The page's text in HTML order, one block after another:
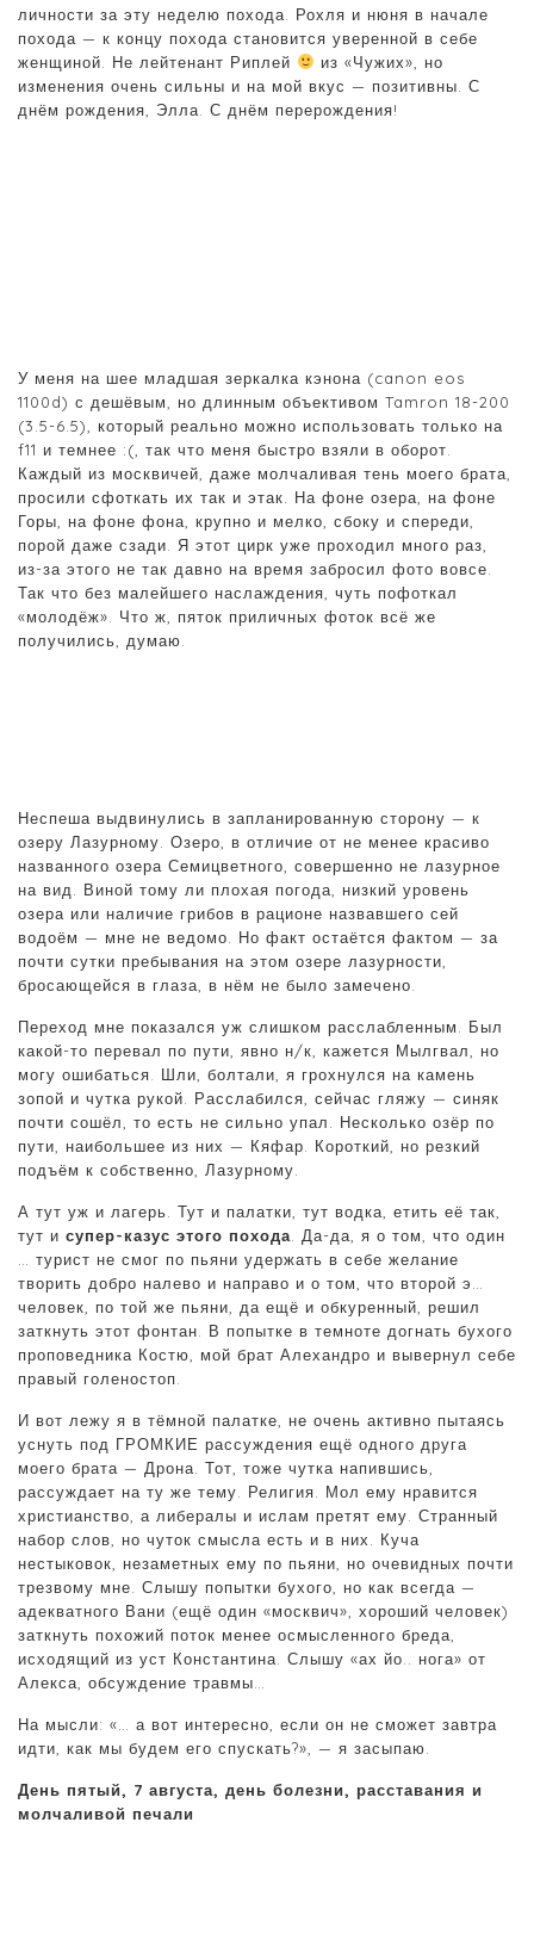
личности за эту неделю похода. Рохля и нюня в начале
похода — к концу похода становится уверенной в себе
женщиной. Не лейтенант Риплей
из «Чужих», но
изменения очень сильны и на мой вкус — позитивны. С
днём рождения, Элла. С днём перерождения!
У меня на шее младшая зеркалка кэнона (canon eos
1100d) с дешёвым, но длинным объективом Tamron 18-200
(3.5-6.5), который реально можно использовать только на
f11 и темнее :(, так что меня быстро взяли в оборот.
Каждый из москвичей, даже молчаливая тень моего брата,
просили сфоткать их так и этак. На фоне озера, на фоне
Горы, на фоне фона, крупно и мелко, сбоку и спереди,
порой даже сзади. Я этот цирк уже проходил много раз,
из-за этого не так давно на время забросил фото вовсе.
Так что без малейшего наслаждения, чуть пофоткал
«молодёж». Что ж, пяток приличных фоток всё же
получились, думаю.
Неспеша выдвинулись в запланированную сторону — к
озеру Лазурному. Озеро, в отличие от не менее красиво
названного озера Семицветного, совершенно не лазурное
на вид. Виной тому ли плохая погода, низкий уровень
озера или наличие грибов в рационе назвавшего сей
водоём — мне не ведомо. Но факт остаётся фактом — за
почти сутки пребывания на этом озере лазурности,
бросающейся в глаза, в нём не было замечено.
Переход мне показался уж слишком расслабленным. Был
какой-то перевал по пути, явно н/к, кажется Мылгвал, но
могу ошибаться. Шли, болтали, я грохнулся на камень
зопой и чутка рукой. Расслабился, сейчас гляжу — синяк
почти сошёл, то есть не сильно упал. Несколько озёр по
пути, наибольшее из них — Кяфар. Короткий, но резкий
подъём к собственно, Лазурному.
А тут уж и лагерь. Тут и палатки, тут водка, етить её так,
тут и супер-казус этого похода . Да-да, я о том, что один
… турист не смог по пьяни удержать в себе желание
творить добро налево и направо и о том, что второй э…
человек, по той же пьяни, да ещё и обкуренный, решил
заткнуть этот фонтан. В попытке в темноте догнать бухого
проповедника Костю, мой брат Алехандро и вывернул себе
правый голеностоп.
И вот лежу я в тёмной палатке, не очень активно пытаясь
уснуть под ГРОМКИЕ рассуждения ещё одного друга
моего брата — Дрона. Тот, тоже чутка напившись,
рассуждает на ту же тему. Религия. Мол ему нравится
христианство, а либералы и ислам претят ему. Странный
набор слов, но чуток смысла есть и в них. Куча
нестыковок, незаметных ему по пьяни, но очевидных почти
трезвому мне. Слышу попытки бухого, но как всегда —
адекватного Вани (ещё один «москвич», хороший человек)
заткнуть похожий поток менее осмысленного бреда,
исходящий из уст Константина. Слышу «ах йо.. нога» от
Алекса, обсуждение травмы…
На мысли: «… а вот интересно, если он не сможет завтра
идти, как мы будем его спускать?», — я засыпаю.
День пятый, 7 августа, день болезни, расставания и
молчаливой печали